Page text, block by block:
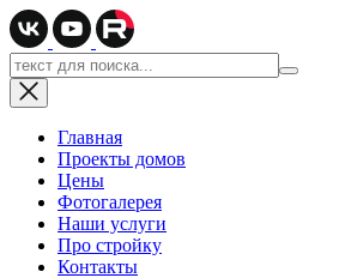
Главная
Проекты домов
Цены
Фотогалерея
Наши услуги
Про стройку
Контакты